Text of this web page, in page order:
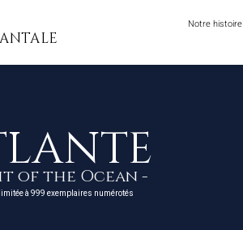
Notre histoire
of the Ocean -
à 999 exemplaires numérotés